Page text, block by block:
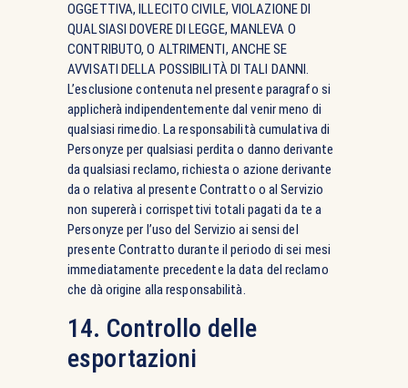
OGGETTIVA, ILLECITO CIVILE, VIOLAZIONE DI
QUALSIASI DOVERE DI LEGGE, MANLEVA O
CONTRIBUTO, O ALTRIMENTI, ANCHE SE
AVVISATI DELLA POSSIBILITÀ DI TALI DANNI.
L’esclusione contenuta nel presente paragrafo si
applicherà indipendentemente dal venir meno di
qualsiasi rimedio. La responsabilità cumulativa di
Personyze per qualsiasi perdita o danno derivante
da qualsiasi reclamo, richiesta o azione derivante
da o relativa al presente Contratto o al Servizio
non supererà i corrispettivi totali pagati da te a
Personyze per l’uso del Servizio ai sensi del
presente Contratto durante il periodo di sei mesi
immediatamente precedente la data del reclamo
che dà origine alla responsabilità.
14. Controllo delle
esportazioni